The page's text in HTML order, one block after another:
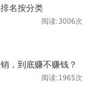
名按分类
阅读:3006次
，到底赚不赚钱？
阅读:1965次